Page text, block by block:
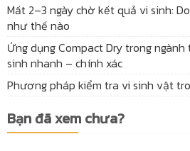
Mất 2–3 ngày chờ kết quả vi sinh:
như thế nào
Ứng dụng Compact Dry trong
sinh nhanh – chính xác
Phương pháp kiểm tra vi sinh vật
Bạn đã xem chưa?